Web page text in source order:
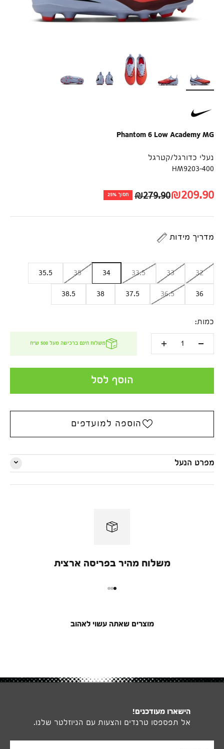
לרכישה ראשונה!
להרשמה
Phantom 6 Low Academy MG
נעלי כדורגל/קטרגל
HM9203-400
מחיר לאחר הנחה
₪209.90מחיר רגיל
₪279.90 חסוך 25%
מדריך מידות
32
33
33.5
34
35
35.5
36
36.5
37.5
38
38.5
כמות:
משלוח חינם ברכישה מעל 500 ש''ח
הוסף לסל
הוספה למועדפים
מפרט הנעל
משלוח מהיר בפריסה ארצית
מוצרים שאתה עשוי לאהוב
הישארו מעודכנים!
אל תפספסו טרנדים והצעות עם הניוזלטר שלנו.